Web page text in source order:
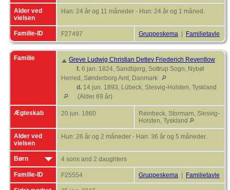
Alder ved
vielsen
Han: 24 år og 11 måneder - Hun: 24 år og 1 måned.
Familie-ID F27497 Gruppeskema Familietavle
Familie
Greve Ludwig Christian Detlev Friederich Reventlow
f. 6 jan. 1824, Sandbjerg, Sottrup Sogn, Nybøl
Herred, Sønderborg Amt, Danmark
d. 14 jun. 1893, Lübeck, Slesvig-Holsten, Tyskland
(Alder 69 år)
Ægteskab 20 jun. 1860
Reinbeck, Stormarn, Slesvig-
Holsten, Tyskland
Alder ved
vielsen
Hun: 26 år og 2 måneder - Han: 36 år og 5 måneder.
Børn 4 sons and 2 daughters
Familie-ID F25554 Gruppeskema Familietavle